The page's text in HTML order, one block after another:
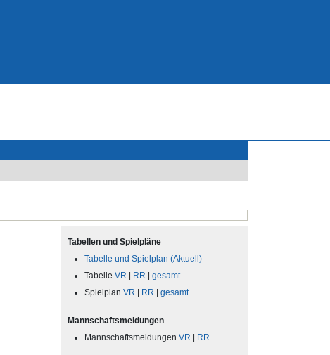
Tabellen und Spielpläne
Tabelle und Spielplan (Aktuell)
Tabelle VR RR
gesamt
Spielplan VR RR gesamt
Mannschaftsmeldungen
Mannschaftsmeldungen VR RR